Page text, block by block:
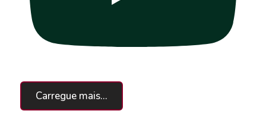
Carregue mais...